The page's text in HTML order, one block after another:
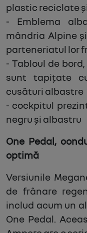
plastic reciclate
- Emblema
mândria Alpine
parteneriatul lor
- Tabloul de
sunt tapițate
cusături albastre
- cockpitul
negru și albastru
One Pedal,
optimă
Versiunile
de frânare
includ acum un
One Pedal.